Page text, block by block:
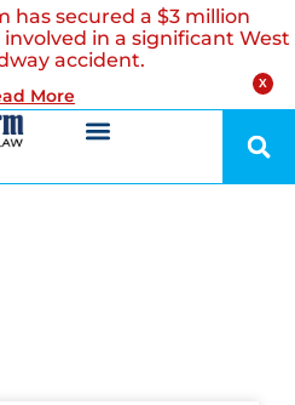
X
has secured a $3 million
in a significant West
accident.
More